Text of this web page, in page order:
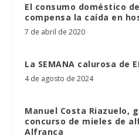
El consumo doméstico
compensa la caída en
7 de abril de 2020
La SEMANA calurosa de
4 de agosto de 2024
Manuel Costa Riazuelo,
concurso de mieles de
Alfranca